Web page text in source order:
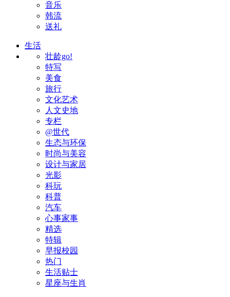
音乐
韩流
送礼
生活
壮龄go!
特写
美食
旅行
文化艺术
人文史地
专栏
@世代
生态与环保
时尚与美容
设计与家居
光影
科玩
科普
汽车
心事家事
精选
特辑
早报校园
热门
生活贴士
星座与生肖